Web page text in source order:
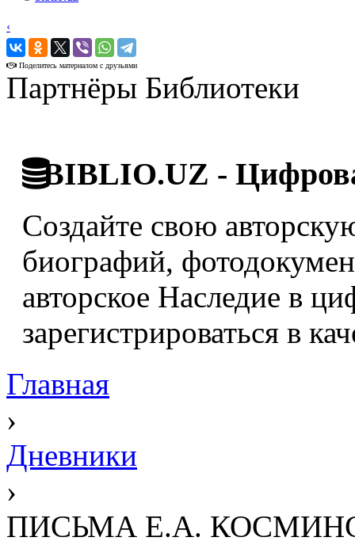
‹
›
Поделитесь материалом с друзьями
Партнёры Библиотеки
BIBLIO.UZ -
Создайте свою
биографий,
авторское Наследие в
зарегистрироваться в
Главная
›
Дневники
›
ПИСЬМА Е.А.